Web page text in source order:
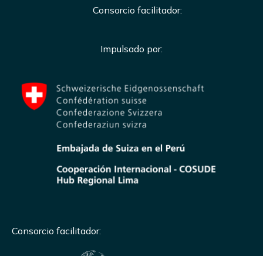
Consorcio facilitador:
Impulsado por:
Consorcio facilitador: